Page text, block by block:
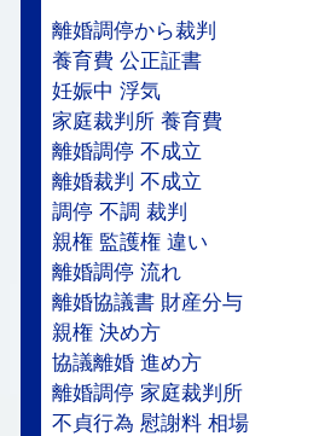
離婚調停から裁判
養育費 公正証書
妊娠中 浮気
家庭裁判所 養育費
離婚調停 不成立
離婚裁判 不成立
調停 不調 裁判
親権 監護権 違い
離婚調停 流れ
離婚協議書 財産分与
親権 決め方
協議離婚 進め方
離婚調停 家庭裁判所
不貞行為 慰謝料 相場